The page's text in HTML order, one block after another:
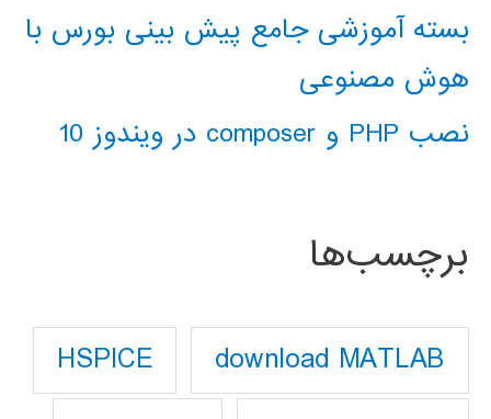
بسته آموزشی جامع پیش بینی بورس با
هوش مصنوعی
نصب PHP و composer در ویندوز 10
برچسب‌ها
download MATLAB
HSPICE